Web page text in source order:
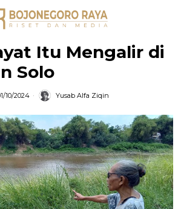
Itu Mengalir di
Solo
10/2024 Yusab Alfa Ziqin